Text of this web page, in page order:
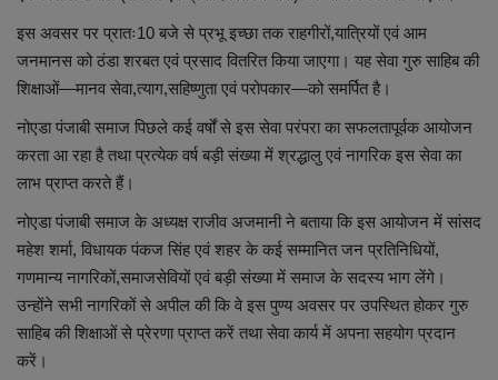
टेक वर्ल्ड
लाइफस्टाइल
Our Team
Contact us :
About us
Advertise with us
इस अवसर पर प्रातः10 बजे से प्रभू इच्छा तक राहगीरों,यात्रियों एवं आम
जनमानस को ठंडा शरबत एवं प्रसाद वितरित किया जाएगा। यह सेवा गुरु साहिब की
शिक्षाओं—मानव सेवा,त्याग,सहिष्णुता एवं परोपकार—को समर्पित है।
नोएडा पंजाबी समाज पिछले कई वर्षों से इस सेवा परंपरा का सफलतापूर्वक आयोजन
करता आ रहा है तथा प्रत्येक वर्ष बड़ी संख्या में श्रद्धालु एवं नागरिक इस सेवा का
लाभ प्राप्त करते हैं।
नोएडा पंजाबी समाज के अध्यक्ष राजीव अजमानी ने बताया कि इस आयोजन में सांसद
महेश शर्मा, विधायक पंकज सिंह एवं शहर के कई सम्मानित जन प्रतिनिधियों,
गणमान्य नागरिकों,समाजसेवियों एवं बड़ी संख्या में समाज के सदस्य भाग लेंगे।
उन्होंने सभी नागरिकों से अपील की कि वे इस पुण्य अवसर पर उपस्थित होकर गुरु
साहिब की शिक्षाओं से प्रेरणा प्राप्त करें तथा सेवा कार्य में अपना सहयोग प्रदान
करें।